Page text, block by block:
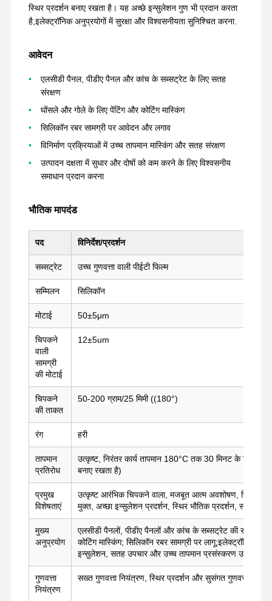
होम उत्पाद
फैक्टरी यात्रा
पीईटी टेप
कप्तान टेप
दोतरफा पट्टी
मास्किंग टेप
पीईटी फिल्म
पीआई फिल्म
स्थिर प्रदर्शन बनाए रखता है। यह अच्छे इन्सुलेशन गुण भी प्रदान करता
है,इलेक्ट्रॉनिक अनुप्रयोगों में सुरक्षा और विश्वसनीयता सुनिश्चित करना.
आवेदन
एलसीडी पैनल, पीडीए पैनल और कांच के सब्सट्रेट के लिए सतह
संरक्षण
घोंसले और गोले के लिए पेंटिंग और कोटिंग मास्किंग
सिलिकॉन रबर सामग्री पर आवेदन और लगाव
विनिर्माण प्रक्रियाओं में उच्च तापमान मास्किंग और सतह संरक्षण
उत्पादन दक्षता में सुधार और दोषों को कम करने के लिए विश्वसनीय
समाधान प्रदान करना
भौतिक मापदंड
पद विनिर्देश/प्रदर्शन
सब्सट्रेट उच्च गुणवत्ता वाली पीईटी फिल्म
सम्मिलन सिलिकॉन
मोटाई 50±5μm
चिपकने
वाली
सामग्री
की मोटाई
12±5um
चिपकने
की ताकत
50-200 ग्राम/25 मिमी ((180°)
रंग हरी
तापमान
प्रतिरोध
उत्कृष्ट, निरंतर कार्य तापमान 180°C तक 30 मिनट के लिए (उच्च
बनाए रखता है)
प्रमुख
विशेषताएं
उत्कृष्ट आरंभिक चिपकने वाला, मजबूत आत्म अवशोषण, फिर से
मुक्त, अच्छा इन्सुलेशन प्रदर्शन, स्थिर भौतिक प्रदर्शन, समान
मुख्य
अनुप्रयोग
एलसीडी पैनलों, पीडीए पैनलों और कांच के सब्सट्रेट की सतह की
कोटिंग मास्किंग; सिलिकॉन रबर सामग्री पर लागू;इलेक्ट्रॉनिक
इन्सुलेशन, सतह उपचार और उच्च तापमान प्रसंस्करण उद्योग
गुणवत्ता
नियंत्रण
सख्त गुणवत्ता नियंत्रण, स्थिर प्रदर्शन और सुसंगत गुणवत्ता